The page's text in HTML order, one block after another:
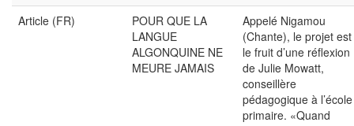
Article (FR)
POUR QUE LA
LANGUE
ALGONQUINE NE
MEURE JAMAIS
Appelé Nigamou
(Chante), le projet est
le fruit d’une réflexion
de Julie Mowatt,
conseillère
pédagogique à l’école
primaire. «Quand